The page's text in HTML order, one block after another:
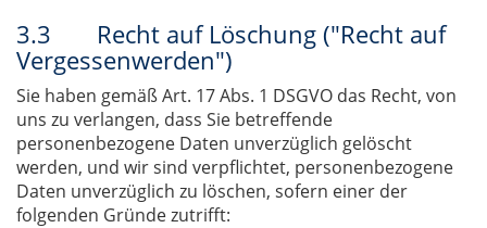
3.3 Recht auf Löschung ("Recht auf
Vergessenwerden")
Sie haben gemäß Art. 17 Abs. 1 DSGVO das Recht, von
uns zu verlangen, dass Sie betreffende
personenbezogene Daten unverzüglich gelöscht
werden, und wir sind verpflichtet, personenbezogene
Daten unverzüglich zu löschen, sofern einer der
folgenden Gründe zutrifft: